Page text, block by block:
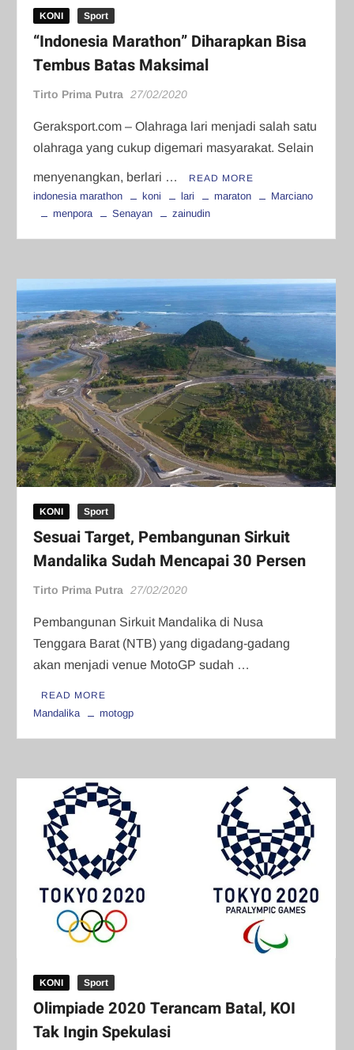
KONI Sport
“Indonesia Marathon” Diharapkan Bisa
Tembus Batas Maksimal
Tirto Prima Putra 27/02/2020
Geraksport.com – Olahraga lari menjadi salah satu
olahraga yang cukup digemari masyarakat. Selain
menyenangkan, berlari … READ MORE
indonesia marathon koni lari maraton
Marciano
menpora
Senayan zainudin
KONI Sport
Sesuai Target, Pembangunan Sirkuit
Mandalika Sudah Mencapai 30 Persen
Tirto Prima Putra 27/02/2020
Pembangunan Sirkuit Mandalika di Nusa
Tenggara Barat (NTB) yang digadang-gadang
akan menjadi venue MotoGP ‎sudah …
READ MORE
Mandalika motogp
KONI Sport
Olimpiade 2020 Terancam Batal, KOI
Tak Ingin Spekulasi